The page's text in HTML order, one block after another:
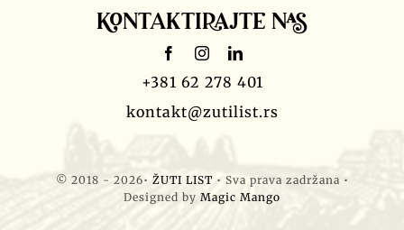
KONTAKTIRAJTE NAS
+381 62 278 401
kontakt@zutilist.rs
© 2018 - 2026• ŽUTI LIST • Sva prava zadržana •
Designed by Magic Mango